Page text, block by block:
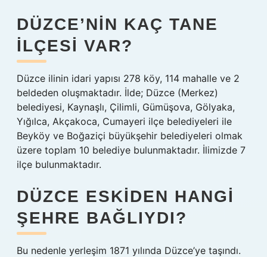
DÜZCE’NIN KAÇ TANE
ILÇESI VAR?
Düzce ilinin idari yapısı 278 köy, 114 mahalle ve 2
beldeden oluşmaktadır. İlde; Düzce (Merkez)
belediyesi, Kaynaşlı, Çilimli, Gümüşova, Gölyaka,
Yığılca, Akçakoca, Cumayeri ilçe belediyeleri ile
Beyköy ve Boğaziçi büyükşehir belediyeleri olmak
üzere toplam 10 belediye bulunmaktadır. İlimizde 7
ilçe bulunmaktadır.
DÜZCE ESKIDEN HANGI
ŞEHRE BAĞLIYDI?
Bu nedenle yerleşim 1871 yılında Düzce’ye taşındı.